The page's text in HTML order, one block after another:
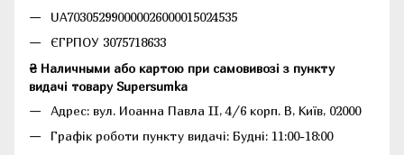
UA703052990000026000015024535
ЄГРПОУ 3075718633
₴ Наличными або картою при самовивозі з пункту
видачі товару Supersumka
Адрес: вул. Иоанна Павла II, 4/6 корп. В, Київ, 02000
Графік роботи пункту видачі: Будні: 11:00-18:00